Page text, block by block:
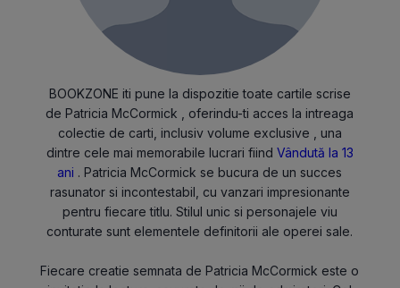
BOOKZONE iti pune la dispozitie toate cartile scrise
de Patricia McCormick , oferindu-ti acces la intreaga
colectie de carti, inclusiv volume exclusive , una
dintre cele mai memorabile lucrari fiind Vândută la 13
ani . Patricia McCormick se bucura de un succes
rasunator si incontestabil, cu vanzari impresionante
pentru fiecare titlu. Stilul unic si personajele viu
conturate sunt elementele definitorii ale operei sale.
Fiecare creatie semnata de Patricia McCormick este o